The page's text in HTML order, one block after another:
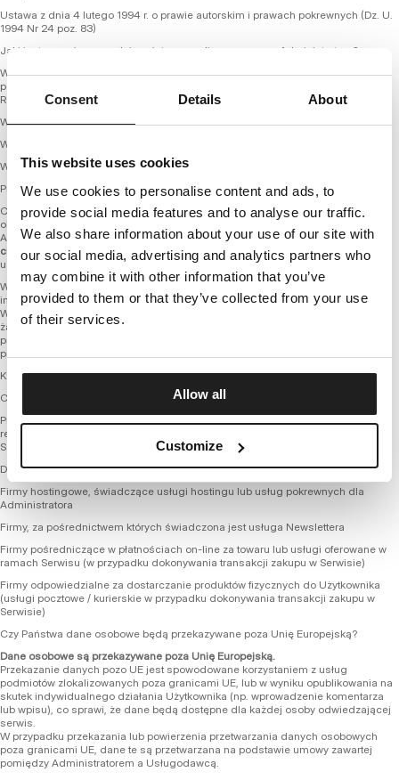
Consent Details About
This website uses cookies
We use cookies to personalise content and ads, to
provide social media features and to analyse our traffic.
We also share information about your use of our site with
our social media, advertising and analytics partners who
may combine it with other information that you’ve
provided to them or that they’ve collected from your use
of their services.
Allow all
Customize
Ustawa z dnia 4 lutego 1994 r. o prawie autorskim i prawach pokrewnych (Dz. U.
1994 Nr 24 poz. 83)
Jaki jest prawnie uzasadniony interes realizowany przez Administratora?
W celu ewentualnego ustalenia, dochodzenia lub obrony przed roszczeniami –
podstawą prawną przetwarzania jest nasz uzasadniony interes (art. 6 ust. 1 lit. f)
RODO) polegający na ochronie naszych praw, w tym między innymi;
W celu oceny ryzyka potencjalnych klientów
W celu oceny planowanych kampanii marketingowych
W celu realizacji marketingu bezpośredniego
Przez jaki okres przetwarzamy dane osobowe?
Co do zasady, wskazane dane osobowe są przechowywane wyłącznie przez
okres świadczenia usługi w ramach prowadzonego serwisu przez
Administratora. Są one usuwane lub anonimizowane w okresie do30 dni od
chwili zakończenia świadczenia usług(np. usunięcie zarejestrowanego konta
użytkownika, wypisanie z listy Newsletter, itp.)
W wyjątkowych sytuacjach, w celu zabezpieczenie prawnie uzasadnionego
interesu realizowanego przez Administratora, okres ten może ulec wydłużeniu.
W takiej sytuacji Administrator będzie przechowywał wskazane dane, od czasu
żądania ich usunięcia przez Użytkownika, nie dłużej niż przez okres 3 lat w
przypadku naruszenia lub podejrzenia naruszenia zapisów regulaminu serwisu
przez osobę, której dane dotyczą.
Kto jest odbiorcą danych w tym danych osobowych?
Co do zasady jedynym odbiorcą danych jest Administrator.
Przetwarzanie danych może jednak być powierzone innym podmiotom,
realizującym usługi na rzecz Administratora w celu utrzymania działalności
Serwisu.
Do podmiotów takich można zaliczyć między innymi:
Firmy hostingowe, świadczące usługi hostingu lub usług pokrewnych dla
Administratora
Firmy, za pośrednictwem których świadczona jest usługa Newslettera
Firmy pośredniczące w płatnościach on-line za towaru lub usługi oferowane w
ramach Serwisu (w przypadku dokonywania transakcji zakupu w Serwisie)
Firmy odpowiedzialne za dostarczanie produktów fizycznych do Użytkownika
(usługi pocztowe / kurierskie w przypadku dokonywania transakcji zakupu w
Serwisie)
Czy Państwa dane osobowe będą przekazywane poza Unię Europejską?
Dane osobowe są przekazywane poza Unię Europejską.
Przekazanie danych pozo UE jest spowodowane korzystaniem z usług
podmiotów zlokalizowanych poza granicami UE, lub w wyniku opublikowania na
skutek indywidualnego działania Użytkownika (np. wprowadzenie komentarza
lub wpisu), co sprawi, że dane będą dostępne dla każdej osoby odwiedzającej
serwis.
W przypadku przekazania lub powierzenia przetwarzania danych osobowych
poza granicami UE, dane te są przetwarzana na podstawie umowy zawartej
pomiędzy Administratorem a Usługodawcą.